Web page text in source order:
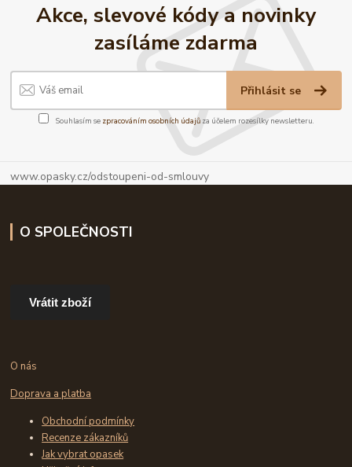
Akce, slevové kódy a novinky
zasíláme zdarma
Přihlásit se
Souhlasím se zpracováním osobních údajůza účelem rozesílky newsletteru.
www.opasky.cz/odstoupeni-od-smlouvy
O SPOLEČNOSTI
Vrátit zboží
O nás
Doprava a platba
Obchodní podmínky
Recenze zákazníků
Jak vybrat opasek